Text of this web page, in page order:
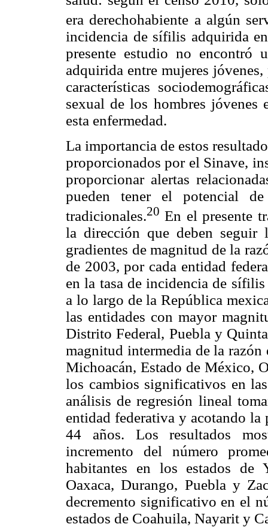
era derechohabiente a algún
incidencia de sífilis adquirida
presente estudio no
adquirida entre mujeres
características
sexual de los hombres jóvenes
esta enfermedad.
La importancia de estos
proporcionados por el Sinave,
proporcionar alertas
pueden tener el potencial
tradicionales.20 En el presente
la dirección que deben seguir
gradientes de magnitud de la
de 2003, por cada entidad
en la tasa de incidencia de
a lo largo de la República
las entidades con mayor
Distrito Federal, Puebla y
magnitud intermedia de la
Michoacán, Estado de México,
los cambios significativos en
análisis de regresión lineal
entidad federativa y acotando
44 años. Los resultados
incremento del número
habitantes en los estados de
Oaxaca, Durango, Puebla y
decremento significativo en el
estados de Coahuila, Nayarit y